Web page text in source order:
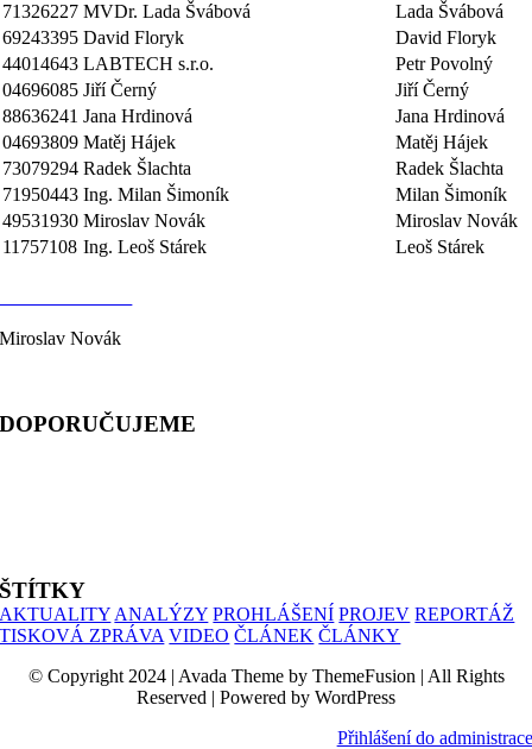
71326227 MVDr. Lada Švábová
Lada Švábová
69243395 David Floryk
David Floryk
44014643 LABTECH s.r.o.
Petr Povolný
04696085 Jiří Černý
Jiří Černý
88636241 Jana Hrdinová
Jana Hrdinová
04693809 Matěj Hájek
Matěj Hájek
73079294 Radek Šlachta
Radek Šlachta
71950443 Ing. Milan Šimoník
Milan Šimoník
49531930 Miroslav Novák
Miroslav Novák
11757108 Ing. Leoš Stárek Leoš Stárek
Miroslav Novák
DOPORUČUJEME
ŠTÍTKY
AKTUALITY ANALÝZY PROHLÁŠENÍ PROJEV REPORTÁŽ
TISKOVÁ ZPRÁVA VIDEO ČLÁNEK ČLÁNKY
© Copyright 2024 | Avada Theme by ThemeFusion | All Rights
Reserved | Powered by WordPress
Přihlášení do administrace